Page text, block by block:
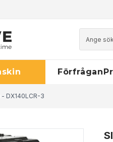
- klicka här för att läsa mer
Förfrågan
DX140LCR-3